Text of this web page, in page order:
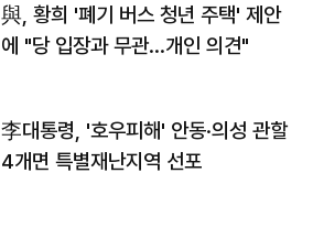
與, 황희 '폐기 버스 청년 주택' 제안
에 "당 입장과 무관…개인 의견"
李대통령, '호우피해' 안동·의성 관할
4개면 특별재난지역 선포